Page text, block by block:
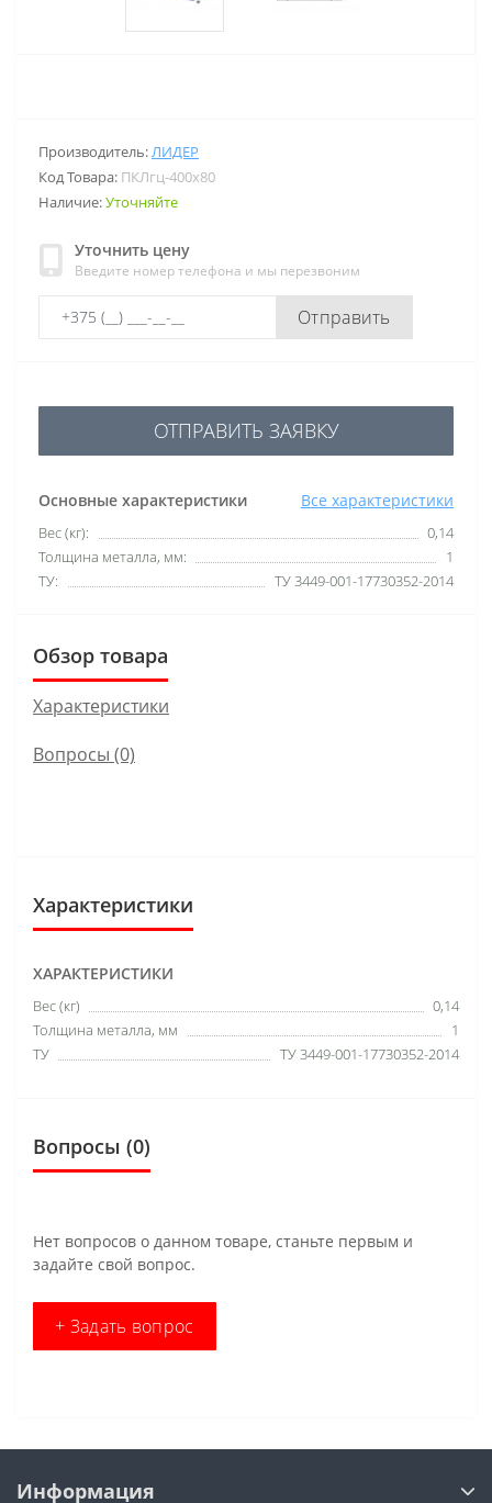
Производитель:ЛИДЕР
Код Товара: ПКЛгц-400х80
Наличие:Уточняйте
Уточнить цену
Введите номер телефона и мы перезвоним
Отправить
Основные характеристики Все характеристики
Вес (кг):
0,14
Толщина металла, мм:
1
ТУ:
ТУ 3449-001-17730352-2014
ОТПРАВИТЬ ЗАЯВКУ
Обзор товара
Характеристики
Вопросы (0)
Характеристики
ХАРАКТЕРИСТИКИ
Вес (кг)
0,14
Толщина металла, мм
1
ТУ
ТУ 3449-001-17730352-2014
Вопросы (0)
Нет вопросов о данном товаре, станьте первым и
задайте свой вопрос.
+ Задать вопрос
Информация